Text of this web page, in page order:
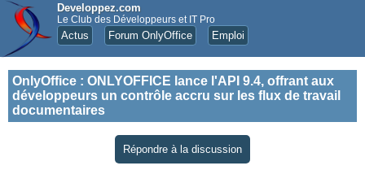
Developpez.com
Le Club des Développeurs et IT Pro
Actus Forum OnlyOffice Emploi
OnlyOffice : ONLYOFFICE lance l'API 9.4, offrant aux
développeurs un contrôle accru sur les flux de travail
documentaires
Répondre à la discussion